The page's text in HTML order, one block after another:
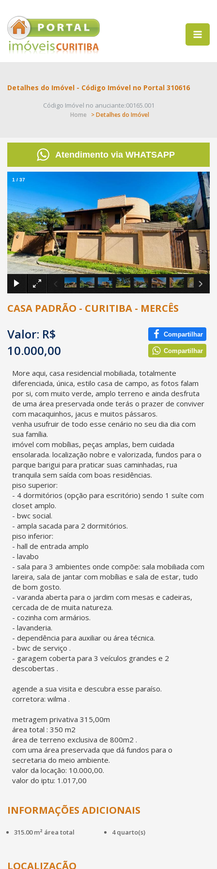
Detalhes do Imóvel - Código Imóvel no Portal 310616
Código Imóvel no anuciante:00165.001
Home > Detalhes do Imóvel
Atendimento via WHATSAPP
×
1 / 37
CASA PADRÃO - CURITIBA - MERCÊS
Valor: R$
10.000,00
Compartilhar
Compartilhar
More aqui, casa residencial mobiliada, totalmente
diferenciada, única, estilo casa de campo, as fotos falam
por si, com muito verde, amplo terreno e ainda desfruta
de uma área preservada onde terás o prazer de conviver
com macaquinhos, jacus e muitos pássaros.
venha usufruir de todo esse cenário no seu dia dia com
sua família.
imóvel com mobílias, peças amplas, bem cuidada
ensolarada. localização nobre e valorizada, fundos para o
parque barigui para praticar suas caminhadas, rua
tranquila sem saída com boas residências.
piso superior:
- 4 dormitórios (opção para escritório) sendo 1 suíte com
closet amplo.
- bwc social.
- ampla sacada para 2 dormitórios.
piso inferior:
- hall de entrada amplo
- lavabo
- sala para 3 ambientes onde compõe: sala mobiliada com
lareira, sala de jantar com mobílias e sala de estar, tudo
de bom gosto.
- varanda aberta para o jardim com mesas e cadeiras,
cercada de de muita natureza.
- cozinha com armários.
- lavanderia.
- dependência para auxiliar ou área técnica.
- bwc de serviço .
- garagem coberta para 3 veículos grandes e 2
descobertas .
agende a sua visita e descubra esse paraíso.
corretora: wilma .
metragem privativa 315,00m
área total : 350 m2
área de terreno exclusiva de 800m2 .
com uma área preservada que dá fundos para o
secretaria do meio ambiente.
valor da locação: 10.000,00.
valor do iptu: 1.017,00
INFORMAÇÕES ADICIONAIS
315.00 m² área total 4 quarto(s)
LOCALIZAÇÃO